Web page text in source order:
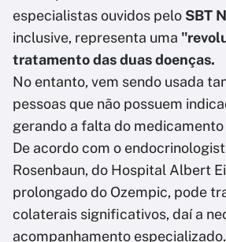
especialistas ouvidos pelo SBT
inclusive, representa uma
tratamento das duas doenças.
No entanto, vem sendo usada
pessoas que não possuem
gerando a falta do
De acordo com o
Rosenbaun, do Hospital Albert
prolongado do Ozempic, pode
colaterais significativos, daí a
acompanhamento especializado.